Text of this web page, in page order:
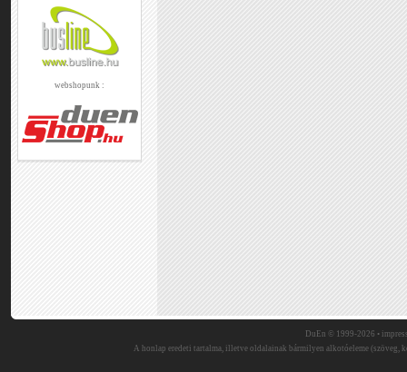
webshopunk :
DuEn © 1999-2026 •
A honlap eredeti tartalma, illetve oldalainak bármilyen alkotóeleme (szöveg,